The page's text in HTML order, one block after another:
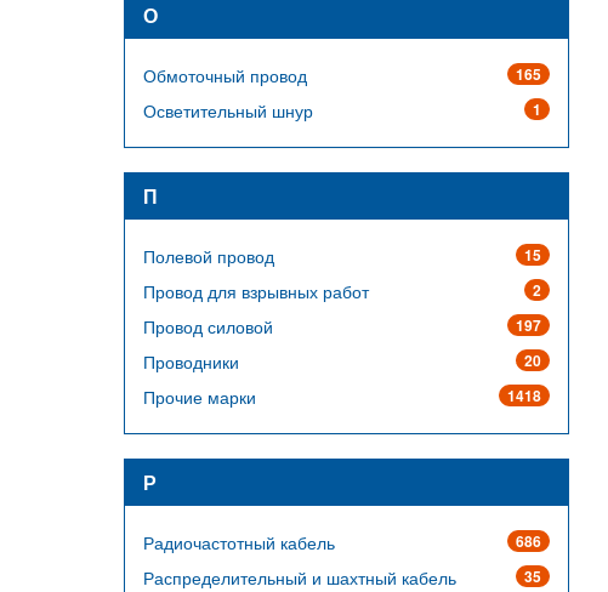
О
165
Обмоточный провод
1
Осветительный шнур
П
15
Полевой провод
2
Провод для взрывных работ
197
Провод силовой
20
Проводники
1418
Прочие марки
Р
686
Радиочастотный кабель
35
Распределительный и шахтный кабель